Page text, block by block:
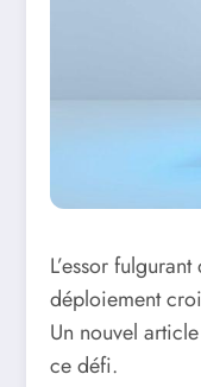
L’essor
déploiement
Un nouvel
ce défi.